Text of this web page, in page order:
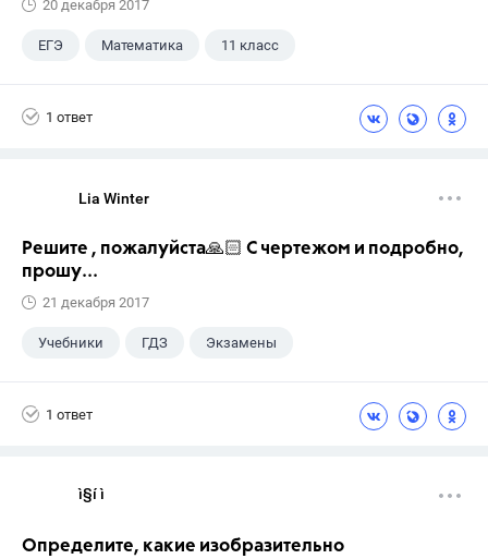
20 декабря 2017
ЕГЭ Математика 11 класс
1 ответ
Lia Winter
Решите , пожалуйста🙏🏻 С чертежом и подробно,
прошу...
21 декабря 2017
Учебники ГДЗ Экзамены
1 ответ
ì§í ì 
Определите, какие изобразительно